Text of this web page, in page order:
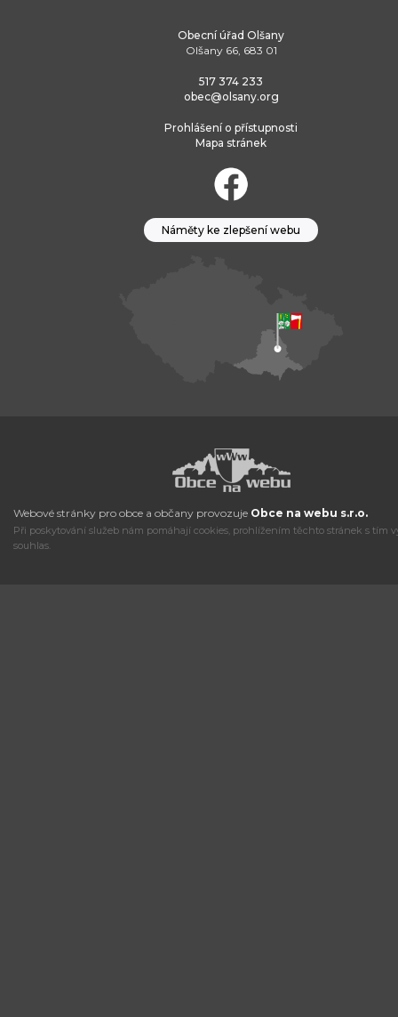
Obecní úřad Olšany
Olšany 66, 683 01
517 374 233
obec@olsany.org
Prohlášení o přístupnosti
Mapa stránek
Náměty ke zlepšení webu
Webové stránky pro obce a občany provozuje Obce na webu s.r.o.
Při poskytování služeb nám pomáhají cookies, prohlížením těchto stránek s tím
souhlas.